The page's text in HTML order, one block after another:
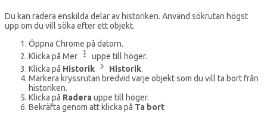
Du kan radera enskilda delar av historiken. Använd sökrutan högst
upp om du vill söka efter ett objekt.
Öppna Chrome på datorn.
Klicka på Mer
uppe till höger.
Klicka på Historik Historik.
Markera kryssrutan bredvid varje objekt som du vill ta bort från
historiken.
Klicka på Radera uppe till höger.
Bekräfta genom att klicka på Ta bort